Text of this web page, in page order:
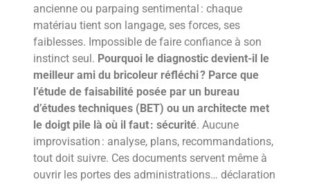
ancienne ou parpaing sentimental : chaque
matériau tient son langage, ses forces, ses
faiblesses. Impossible de faire confiance à son
instinct seul. Pourquoi le diagnostic devient-il le
meilleur ami du bricoleur réfléchi ? Parce que
l’étude de faisabilité posée par un bureau
d’études techniques (BET) ou un architecte met
le doigt pile là où il faut : sécurité. Aucune
improvisation : analyse, plans, recommandations,
tout doit suivre. Ces documents servent même à
ouvrir les portes des administrations… déclaration